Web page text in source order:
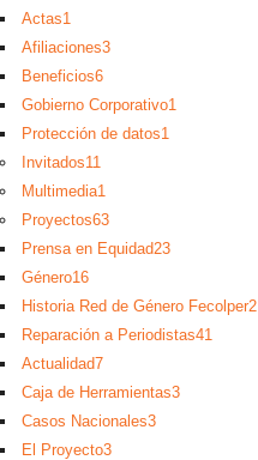
Actas1
Afiliaciones3
Beneficios6
Gobierno Corporativo1
Protección de datos1
Invitados11
Multimedia1
Proyectos63
Prensa en Equidad23
Género16
Historia Red de Género Fecolper2
Reparación a Periodistas41
Actualidad7
Caja de Herramientas3
Casos Nacionales3
El Proyecto3